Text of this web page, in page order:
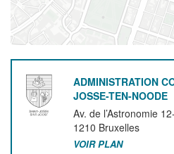
ADMINISTRATION
JOSSE-TEN-NOODE
Av. de l’Astronomie
1210 Bruxelles
VOIR PLAN